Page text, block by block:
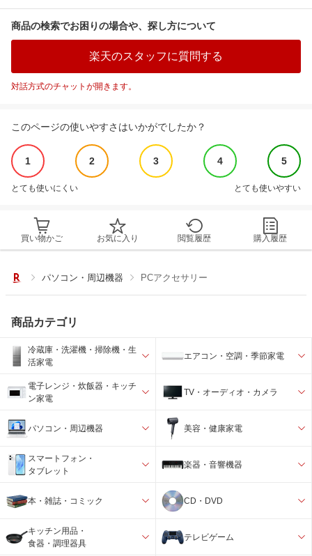
商品の検索でお困りの場合や、探し方について
楽天のスタッフに質問する
対話方式のチャットが開きます。
このページの使いやすさはいかがでしたか？
1 2 3 4 5
とても使いにくい とても使いやすい
買い物かご お気に入り 閲覧履歴 購入履歴
パソコン・周辺機器 PCアクセサリー
商品カテゴリ
冷蔵庫・洗濯機・掃除機・生
活家電
エアコン・空調・季節家電
電子レンジ・炊飯器・キッチ
ン家電
TV・オーディオ・カメラ
パソコン・周辺機器 美容・健康家電
スマートフォン・
タブレット
楽器・音響機器
本・雑誌・コミック CD・DVD
キッチン用品・
食器・調理器具
テレビゲーム